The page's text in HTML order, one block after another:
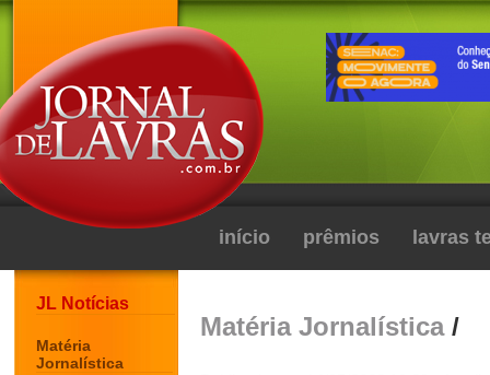
início prêmios lavras
JL Notícias
Matéria
Jornalística
Matéria Jornalística/